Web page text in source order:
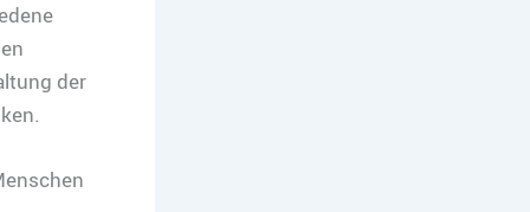
der